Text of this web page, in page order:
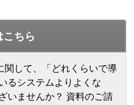
こちら
関して、「どれくらいで導
るシステムよりよくな
いませんか？ 資料のご請